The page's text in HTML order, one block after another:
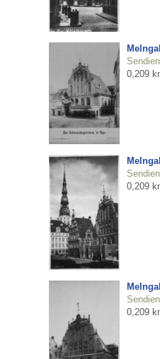
0,209
0,209
0,209